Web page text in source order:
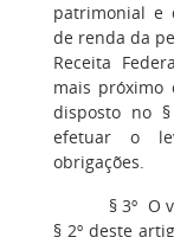
patrimonial e
de renda da
Receita
mais próximo
disposto no
efetuar o
obrigações.
§ 3º O
§ 2º deste